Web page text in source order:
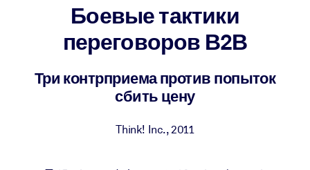
PAR SYSTÈME
Intégrez des connaissances vérifiées et concises dans votre
LMS/LXP pour de meilleurs résultats d'apprentissage.
Pour bibliothèques d'entreprise
Боевые тактики
переговоров В2В
Три контрприема против попыток
сбить цену
Think! Inc.,2011